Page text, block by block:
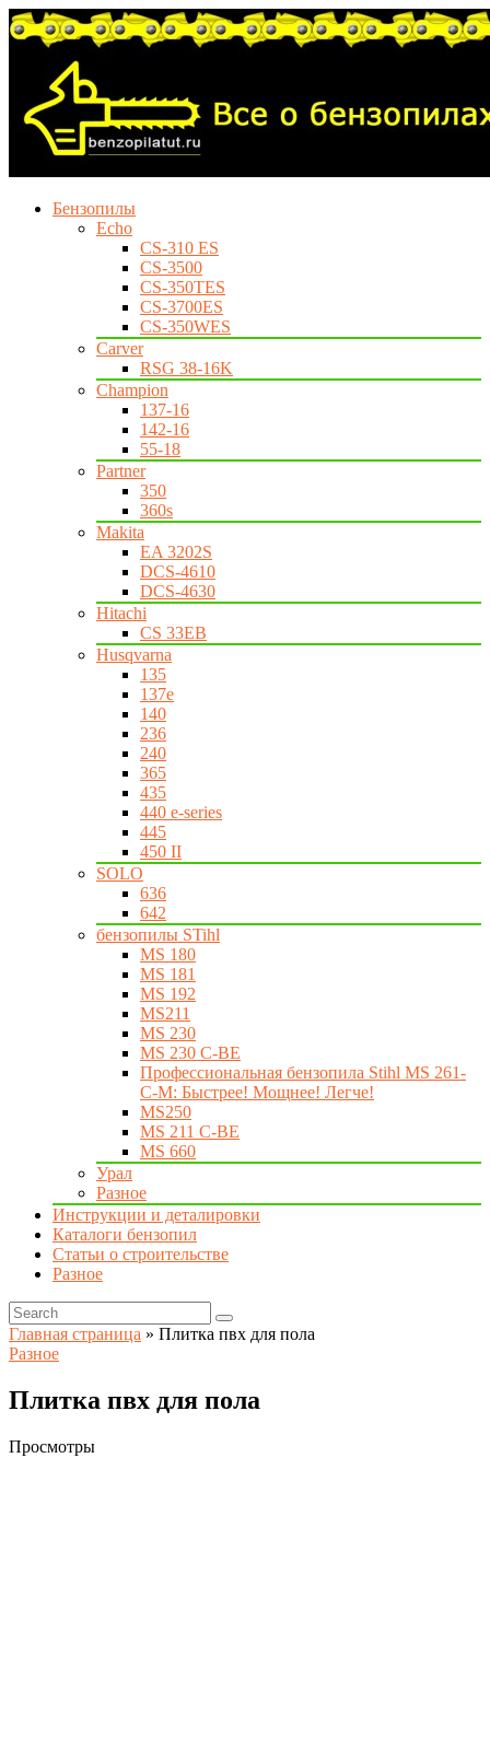
Бензопилы
Echo
CS-310 ES
CS-3500
CS-350TES
CS-3700ES
CS-350WES
Carver
RSG 38-16K
Champion
137-16
142-16
55-18
Partner
350
360s
Makita
EA 3202S
DCS-4610
DCS-4630
Hitachi
CS 33EB
Husqvarna
135
137e
140
236
240
365
435
440 e-series
445
450 II
SOLO
636
642
бензопилы STihl
MS 180
MS 181
MS 192
MS211
MS 230
MS 230 C-BE
Профессиональная бензопила Stihl MS 261-
C-M: Быстрее! Мощнее! Легче!
MS250
MS 211 C-BE
MS 660
Урал
Разное
Инструкции и деталировки
Каталоги бензопил
Статьи о строительстве
Разное
Главная страница » Плитка пвх для пола
Разное
Плитка пвх для пола
Просмотры